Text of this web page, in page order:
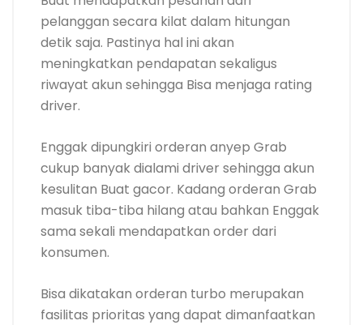
pelanggan secara kilat dalam hitungan
detik saja. Pastinya hal ini akan
meningkatkan pendapatan sekaligus
riwayat akun sehingga Bisa menjaga rating
driver.
Enggak dipungkiri orderan anyep Grab
cukup banyak dialami driver sehingga akun
kesulitan Buat gacor. Kadang orderan Grab
masuk tiba-tiba hilang atau bahkan Enggak
sama sekali mendapatkan order dari
konsumen.
Bisa dikatakan orderan turbo merupakan
fasilitas prioritas yang dapat dimanfaatkan